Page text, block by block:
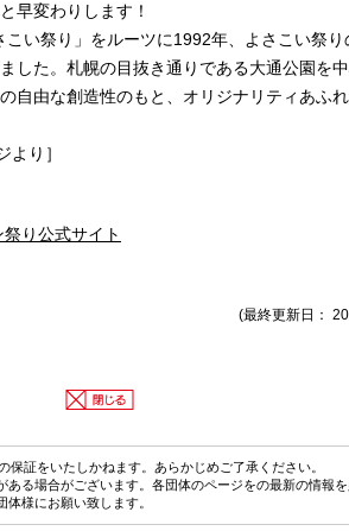
早変わりします！
い祭り」をルーツに1992年、よさこい祭
した。札幌の目抜き通りである大通公園を
自由な創造性のもと、オリジナリティあふれ
より］
り公式サイト
(最終更新日：
証をいたしかねます。あらかじめご了承ください。
る場合がございます。各団体のページをの最新の情報を
様にお願い致します。